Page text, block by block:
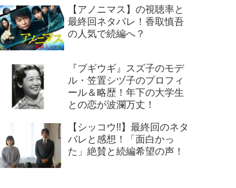
【アノニマス】の視聴率と
最終回ネタバレ！香取慎吾
の人気で続編へ？
『ブギウギ』スズ子のモデ
ル・笠置シヅ子のプロフィ
ール＆略歴！年下の大学生
との恋が波瀾万丈！
【シッコウ!!】最終回のネタ
バレと感想！「面白かっ
た」絶賛と続編希望の声！